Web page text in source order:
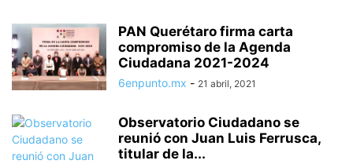
PAN Querétaro firma carta
compromiso de la Agenda
Ciudadana 2021-2024
6enpunto.mx - 21 abril, 2021
Observatorio Ciudadano se
reunió con Juan Luis Ferrusca,
titular de la...